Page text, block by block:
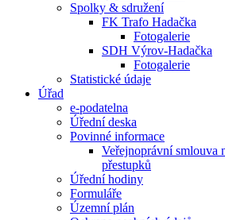
Spolky & sdružení
FK Trafo Hadačka
Fotogalerie
SDH Výrov-Hadačka
Fotogalerie
Statistické údaje
Úřad
e-podatelna
Úřední deska
Povinné informace
Veřejnoprávní smlouva
přestupků
Úřední hodiny
Formuláře
Územní plán